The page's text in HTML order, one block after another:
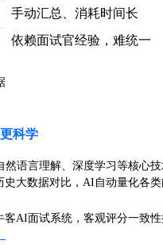
手动汇总、消耗时间长
依赖面试官经验，难统一
科学
语言理解、深度学习等核心
大数据对比，AI自动量化各
AI面试系统，客观评分一致